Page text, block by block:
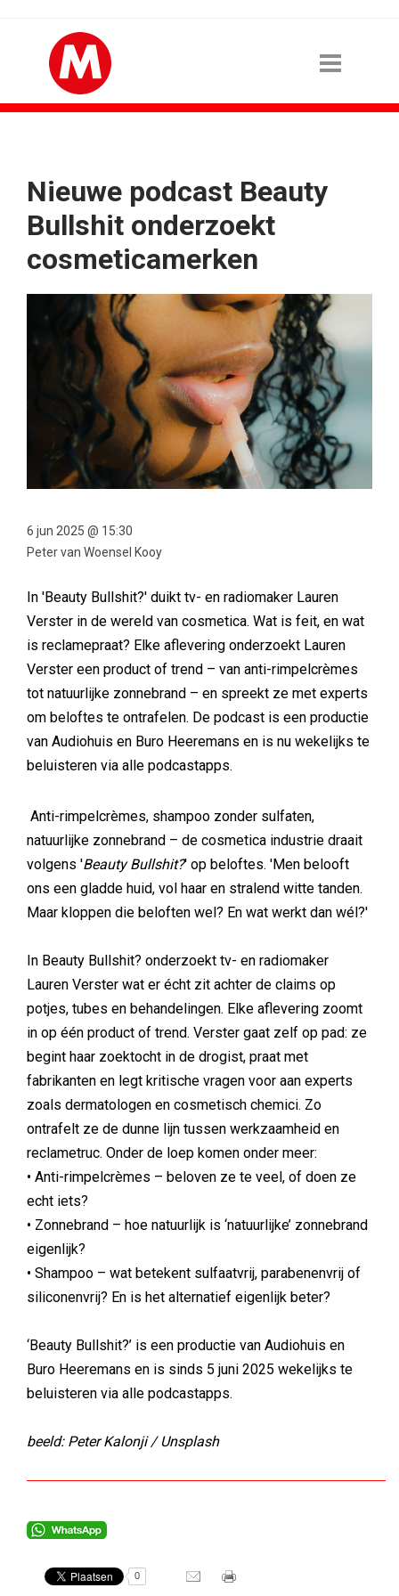
Nieuwe podcast Beauty
Bullshit onderzoekt
cosmeticamerken
6 jun 2025 @ 15:30
Peter van Woensel Kooy
In 'Beauty Bullshit?' duikt tv- en radiomaker Lauren
Verster in de wereld van cosmetica. Wat is feit, en wat
is reclamepraat? Elke aflevering onderzoekt Lauren
Verster een product of trend – van anti-rimpelcrèmes
tot natuurlijke zonnebrand – en spreekt ze met experts
om beloftes te ontrafelen. De podcast is een productie
van Audiohuis en Buro Heeremans en is nu wekelijks te
beluisteren via alle podcastapps.
Anti-rimpelcrèmes, shampoo zonder sulfaten,
natuurlijke zonnebrand – de cosmetica industrie draait
volgens 'Beauty Bullshit?' op beloftes. 'Men belooft
ons een gladde huid, vol haar en stralend witte tanden.
Maar kloppen die beloften wel? En wat werkt dan wél?'
In Beauty Bullshit? onderzoekt tv- en radiomaker
Lauren Verster wat er écht zit achter de claims op
potjes, tubes en behandelingen. Elke aflevering zoomt
in op één product of trend. Verster gaat zelf op pad: ze
begint haar zoektocht in de drogist, praat met
fabrikanten en legt kritische vragen voor aan experts
zoals dermatologen en cosmetisch chemici. Zo
ontrafelt ze de dunne lijn tussen werkzaamheid en
reclametruc. Onder de loep komen onder meer:
• Anti-rimpelcrèmes – beloven ze te veel, of doen ze
echt iets?
• Zonnebrand – hoe natuurlijk is ‘natuurlijke’ zonnebrand
eigenlijk?
• Shampoo – wat betekent sulfaatvrij, parabenenvrij of
siliconenvrij? En is het alternatief eigenlijk beter?
‘Beauty Bullshit?’ is een productie van Audiohuis en
Buro Heeremans en is sinds 5 juni 2025 wekelijks te
beluisteren via alle podcastapps.
beeld: Peter Kalonji / Unsplash
0